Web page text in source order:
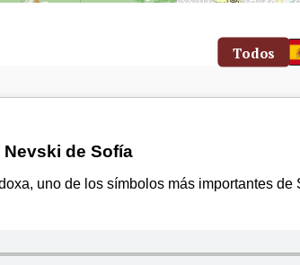
Todos
de Sofía
uno de los símbolos más importantes de